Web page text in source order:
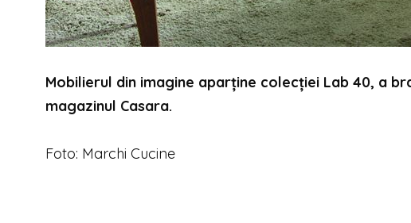
Mobilierul din imagine aparține colecției Lab 40, a
magazinul Casara.
Foto: Marchi Cucine